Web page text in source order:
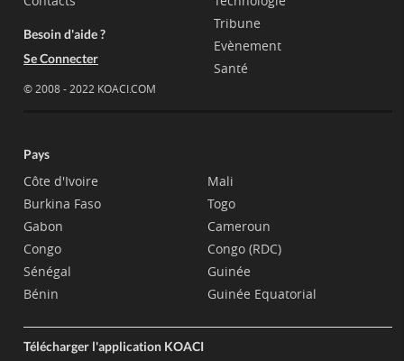
Besoin d'aide ?
Se Connecter
© 2008 - 2022 KOACI.COM
Tribune
Evènement
Santé
Pays
Côte d'Ivoire
Burkina Faso
Gabon
Congo
Sénégal
Bénin
Mali
Togo
Cameroun
Congo (RDC)
Guinée
Guinée Equatorial
Télécharger l'application KOACI